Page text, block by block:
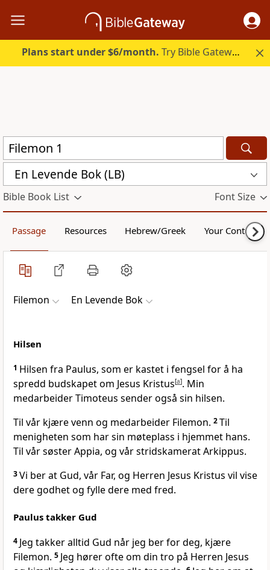
Plans start under $6/month. Try Bible Gateway Plus.
En Levende Bok (LB)
Bible Book List Font Size
Passage Resources Hebrew/Greek Your Content
Filemon En Levende Bok
Hilsen
1 Hilsen fra Paulus, som er kastet i fengsel for å ha
spredd budskapet om Jesus Kristus[a]. Min
medarbeider Timoteus sender også sin hilsen.
Til vår kjære venn og medarbeider Filemon. 2Til
menigheten som har sin møteplass i hjemmet hans.
Til vår søster Appia, og vår stridskamerat Arkippus.
3Vi ber at Gud, vår Far, og Herren Jesus Kristus vil vise
dere godhet og fylle dere med fred.
Paulus takker Gud
4 Jeg takker alltid Gud når jeg ber for deg, kjære
Filemon. 5 Jeg hører ofte om din tro på Herren Jesus